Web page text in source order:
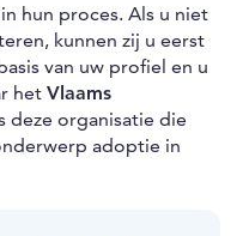
in hun proces. Als u niet
kunnen zij u eerst
van uw profiel en u
het Vlaams
deze organisatie die
adoptie in